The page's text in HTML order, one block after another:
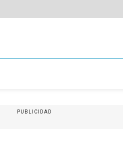
PUBLICIDAD